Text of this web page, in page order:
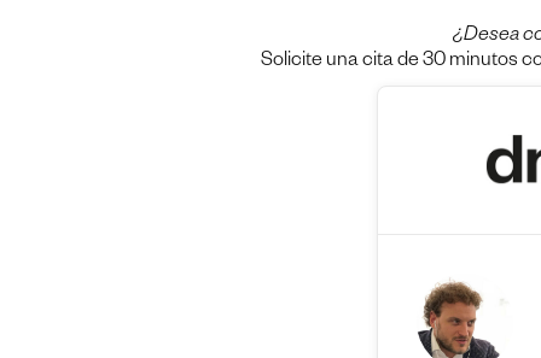
¿Desea
Solicite una cita de 30 minutos